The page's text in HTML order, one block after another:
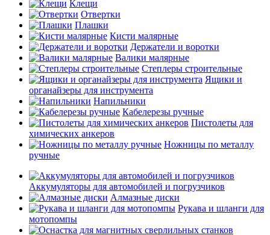
Клещи
Отвертки
Плашки
Кисти малярные
Держатели и воротки
Валики малярные
Степлеры строительные
Ящики и
органайзеры для инструмента
Напильники
Кабелерезы ручные
Пистолеты для
химических анкеров
Ножницы по металлу
ручные
Аккумуляторы для автомобилей и погрузчиков
Алмазные диски
Рукава и шланги для
мотопомпы